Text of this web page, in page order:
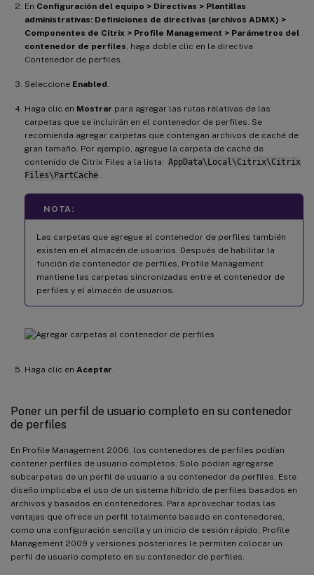
En Configuración del equipo > Directivas > Plantillas
administrativas: Definiciones de directivas (archivos ADMX) >
Componentes de Citrix > Profile Management > Parámetros del
contenedor de perfiles , haga doble clic en la directiva
Contenedor de perfiles.
Seleccione Enabled
Haga clic en Mostrar para agregar las rutas relativas de las
carpetas que se incluirán en el contenedor de perfiles. Se
recomienda agregar carpetas que contengan archivos de caché de
gran tamaño. Por ejemplo, agregue la carpeta de caché de
contenido de Citrix Files a la lista: AppData\Local\Citrix\Citrix
Files\PartCache
NOTA:
Las carpetas que agregue al contenedor de perfiles también
existen en el almacén de usuarios. Después de habilitar la
función de contenedor de perfiles, Profile Management
mantiene las carpetas sincronizadas entre el contenedor de
perfiles y el almacén de usuarios.
Haga clic en Aceptar
Poner un perfil de usuario completo en su contenedor
de perfiles
En Profile Management 2006, los contenedores de perfiles podían
contener perfiles de usuario completos. Solo podían agregarse
subcarpetas de un perfil de usuario a su contenedor de perfiles. Este
diseño implicaba el uso de un sistema híbrido de perfiles basados en
archivos y basados en contenedores. Para aprovechar todas las
ventajas que ofrece un perfil totalmente basado en contenedores,
como una configuración sencilla y un inicio de sesión rápido, Profile
Management 2009 y versiones posteriores le permiten colocar un
perfil de usuario completo en su contenedor de perfiles.